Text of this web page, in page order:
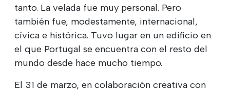
tanto. La velada fue muy personal. Pero
también fue, modestamente, internacional,
cívica e histórica. Tuvo lugar en un edificio en
el que Portugal se encuentra con el resto del
mundo desde hace mucho tiempo.
El 31 de marzo, en colaboración creativa con